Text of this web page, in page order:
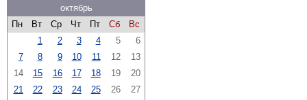
октябрь
Пн
Вт Ср Чт Пт Сб
Вс
1
2 3 4 5
6
7
8 9 10 11 12
13
14
15 16 17 18 19
20
21
22 23 24 25 26
27